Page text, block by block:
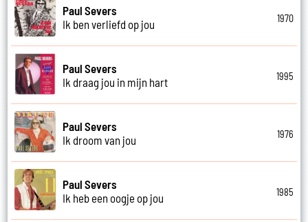
Paul Severs
Ik ben verliefd op jou
1970
Paul Severs
Ik draag jou in mijn hart
1995
Paul Severs
Ik droom van jou
1976
Paul Severs
Ik heb een oogje op jou
1985